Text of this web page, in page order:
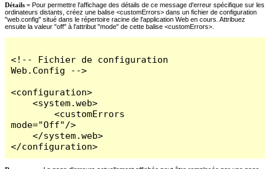
Détails = Pour permettre l'affichage des détails de ce message d'erreur spécifique sur les
ordinateurs distants, créez une balise <customErrors> dans un fichier de configuration
"web.config" situé dans le répertoire racine de l'application Web en cours. Attribuez
ensuite la valeur "off" à l'attribut "mode" de cette balise <customErrors>.
<!-- Fichier de configuration
Web.Config -->
<configuration>
    <system.web>
        <customErrors
mode="Off"/>
    </system.web>
</configuration>